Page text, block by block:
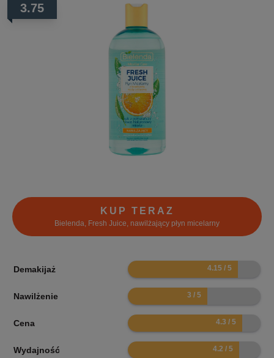
3.75
KUP TERAZ
Bielenda, Fresh Juice, nawilżający płyn micelarny
Demakijaż 8.3
Nawilżenie 6
Cena 8.6
Wydajność 8.4